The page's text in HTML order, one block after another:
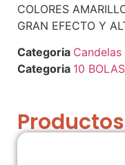
COLORES
GRAN EFECTO Y
Candelas
10 BOLAS